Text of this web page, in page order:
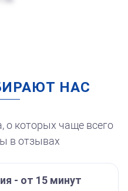
подушка
НАС
о которых чаще всего
в отзывах
- от 15 минут